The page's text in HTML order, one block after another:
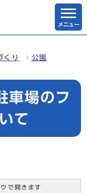
メニュー
くり 公園
車場のフ
て
で開きます